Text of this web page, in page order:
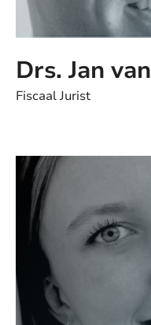
Drs. Jan
Fiscaal Jurist